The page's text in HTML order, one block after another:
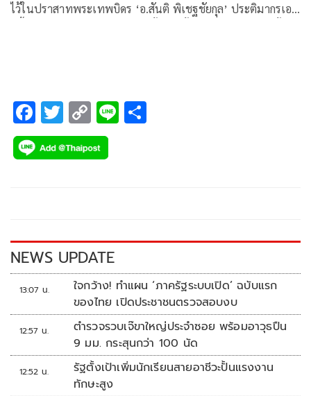
ไว้ในปราสาทพระเทพบิดร ‘อ.สันติ พิเชฐชัยกุล’ ประติมากรเอก
F
ac
e
k
T
wi
tt
C
o
p
k
Li
NEWS UPDATE
13:07 น.
ใจกว้าง! ทำแผน ‘ภาครัฐระบบเปิด’ ฉบับแรก
ของไทย เปิดประชาชนตรวจสอบงบ
12:57 น.
ตำรวจรวบเจ๊ขาใหญ่ประจำซอย พร้อมอาวุธปืน
9 มม. กระสุนกว่า 100 นัด
12:52 น.
รัฐตั้งเป้าเพิ่มนักเรียนสายอาชีวะปั้นแรงงาน
ทักษะสูง